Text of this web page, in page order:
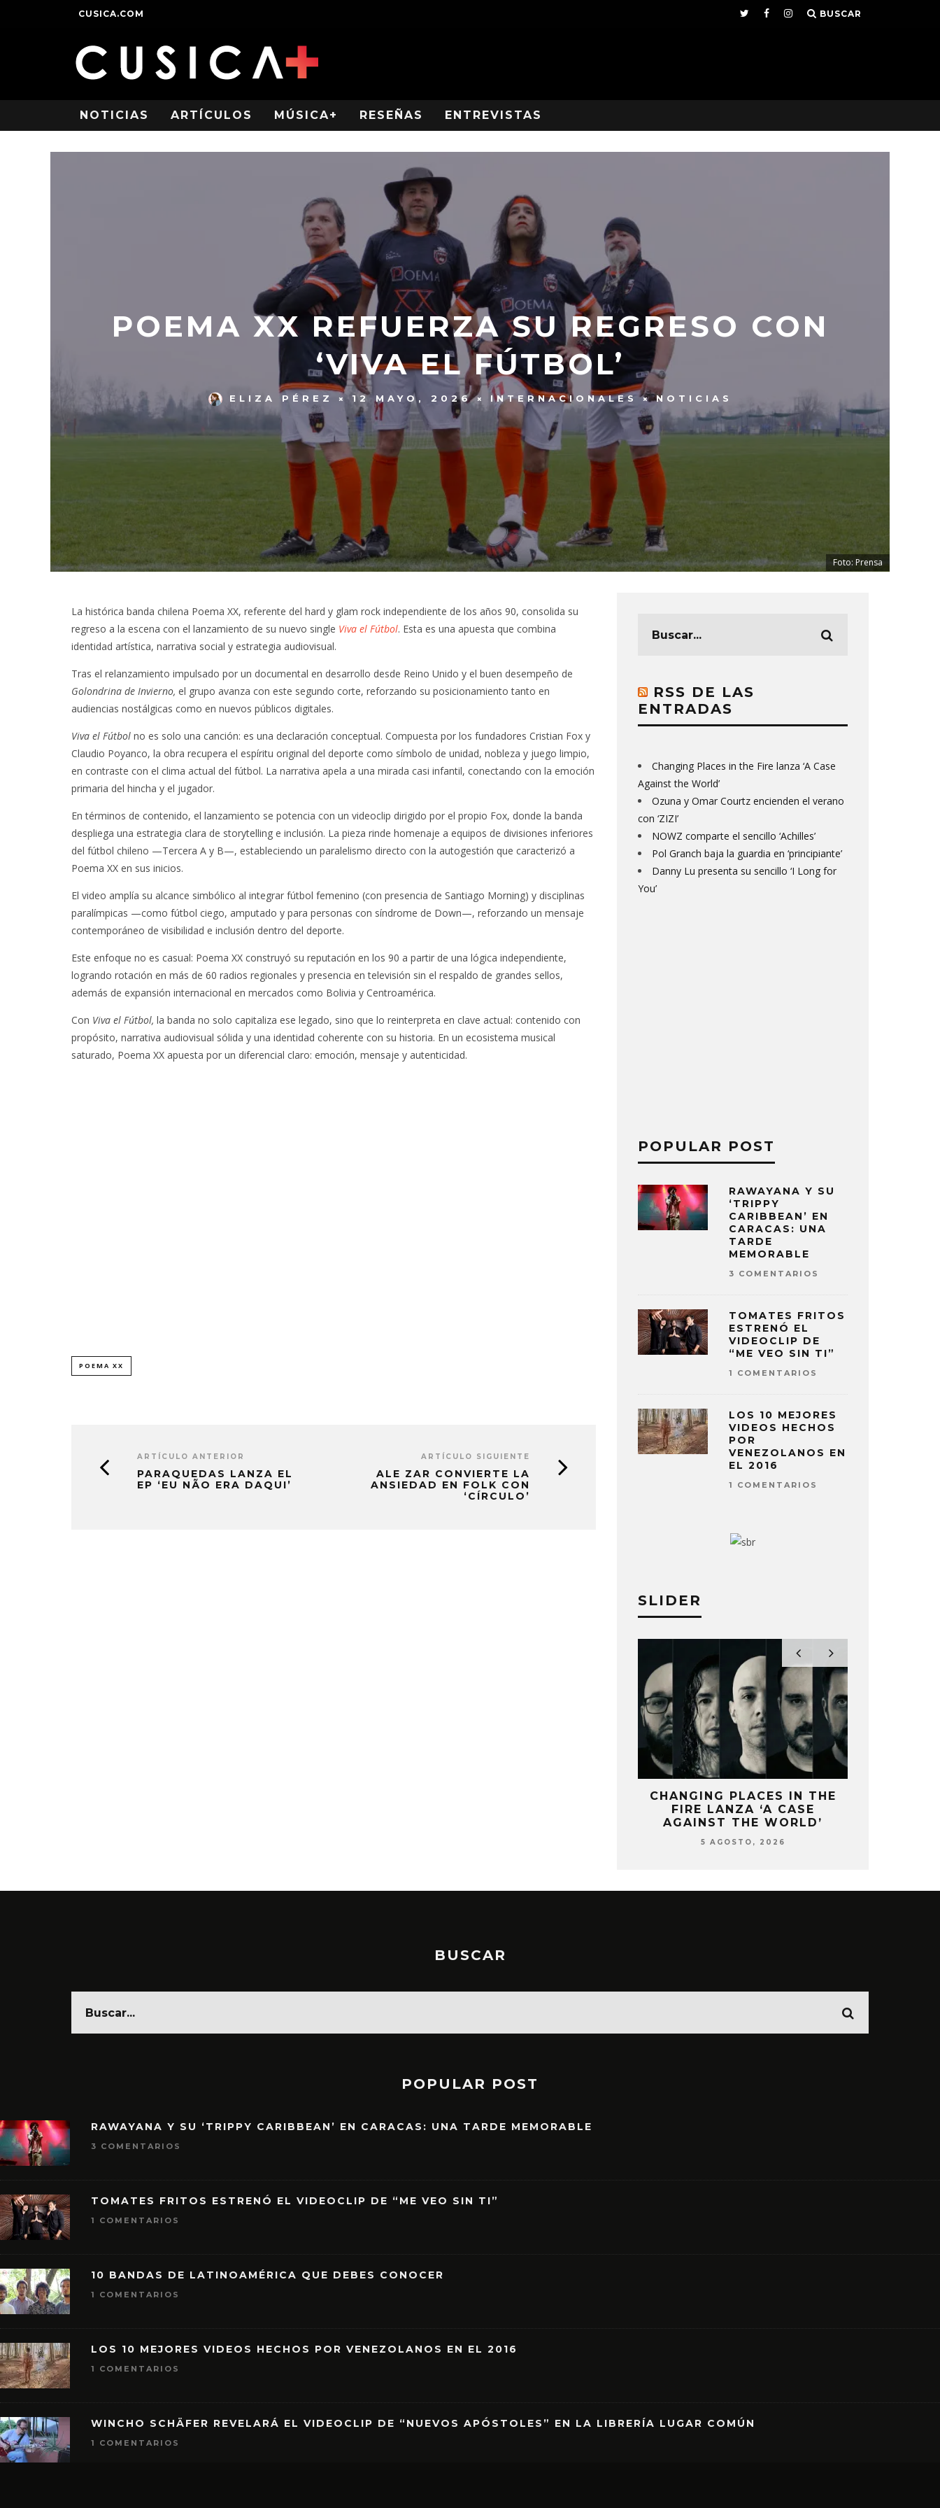
CUSICA.COM BUSCAR
NOTICIAS ARTÍCULOS MÚSICA+ RESEÑAS ENTREVISTAS
POEMA XX REFUERZA SU REGRESO CON
‘VIVA EL FÚTBOL’
ELIZA PÉREZ 12 MAYO, 2026 INTERNACIONALES NOTICIAS
Foto: Prensa
La histórica banda chilena Poema XX, referente del hard y glam rock independiente de los años 90, consolida su
regreso a la escena con el lanzamiento de su nuevo single Viva el Fútbol. Esta es una apuesta que combina
identidad artística, narrativa social y estrategia audiovisual.
Tras el relanzamiento impulsado por un documental en desarrollo desde Reino Unido y el buen desempeño de
Golondrina de Invierno, el grupo avanza con este segundo corte, reforzando su posicionamiento tanto en
audiencias nostálgicas como en nuevos públicos digitales.
Viva el Fútbol no es solo una canción: es una declaración conceptual. Compuesta por los fundadores Cristian Fox y
Claudio Poyanco, la obra recupera el espíritu original del deporte como símbolo de unidad, nobleza y juego limpio,
en contraste con el clima actual del fútbol. La narrativa apela a una mirada casi infantil, conectando con la emoción
primaria del hincha y el jugador.
En términos de contenido, el lanzamiento se potencia con un videoclip dirigido por el propio Fox, donde la banda
despliega una estrategia clara de storytelling e inclusión. La pieza rinde homenaje a equipos de divisiones inferiores
del fútbol chileno —Tercera A y B—, estableciendo un paralelismo directo con la autogestión que caracterizó a
Poema XX en sus inicios.
El video amplía su alcance simbólico al integrar fútbol femenino (con presencia de Santiago Morning) y disciplinas
paralímpicas —como fútbol ciego, amputado y para personas con síndrome de Down—, reforzando un mensaje
contemporáneo de visibilidad e inclusión dentro del deporte.
Este enfoque no es casual: Poema XX construyó su reputación en los 90 a partir de una lógica independiente,
logrando rotación en más de 60 radios regionales y presencia en televisión sin el respaldo de grandes sellos,
además de expansión internacional en mercados como Bolivia y Centroamérica.
Con Viva el Fútbol, la banda no solo capitaliza ese legado, sino que lo reinterpreta en clave actual: contenido con
propósito, narrativa audiovisual sólida y una identidad coherente con su historia. En un ecosistema musical
saturado, Poema XX apuesta por un diferencial claro: emoción, mensaje y autenticidad.
POEMA XX
ARTÍCULO ANTERIOR
PARAQUEDAS LANZA EL
EP ‘EU NÃO ERA DAQUI’
ARTÍCULO SIGUIENTE
ALE ZAR CONVIERTE LA
ANSIEDAD EN FOLK CON
‘CÍRCULO’
RSS DE LAS
ENTRADAS
Changing Places in the Fire lanza ‘A Case
Against the World’
Ozuna y Omar Courtz encienden el verano
con ‘ZIZI’
NOWZ comparte el sencillo ‘Achilles’
Pol Granch baja la guardia en ‘principiante’
Danny Lu presenta su sencillo ‘I Long for
You’
POPULAR POST
RAWAYANA Y SU
‘TRIPPY
CARIBBEAN’ EN
CARACAS: UNA
TARDE
MEMORABLE
3 COMENTARIOS
TOMATES FRITOS
ESTRENÓ EL
VIDEOCLIP DE
“ME VEO SIN TI”
1 COMENTARIOS
LOS 10 MEJORES
VIDEOS HECHOS
POR
VENEZOLANOS EN
EL 2016
1 COMENTARIOS
SLIDER
CHANGING PLACES IN THE
FIRE LANZA ‘A CASE
AGAINST THE WORLD’
5 AGOSTO, 2026
BUSCAR
POPULAR POST
RAWAYANA Y SU ‘TRIPPY CARIBBEAN’ EN CARACAS: UNA TARDE MEMORABLE
3 COMENTARIOS
TOMATES FRITOS ESTRENÓ EL VIDEOCLIP DE “ME VEO SIN TI”
1 COMENTARIOS
10 BANDAS DE LATINOAMÉRICA QUE DEBES CONOCER
1 COMENTARIOS
LOS 10 MEJORES VIDEOS HECHOS POR VENEZOLANOS EN EL 2016
1 COMENTARIOS
WINCHO SCHÄFER REVELARÁ EL VIDEOCLIP DE “NUEVOS APÓSTOLES” EN LA LIBRERÍA LUGAR COMÚN
1 COMENTARIOS